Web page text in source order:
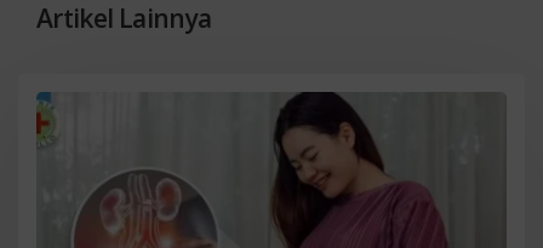
Artikel Lainnya